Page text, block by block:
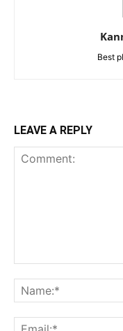
Best
LEAVE A REPLY